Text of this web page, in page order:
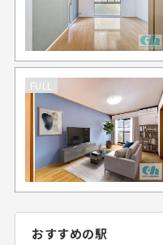
FULL
おすすめの駅